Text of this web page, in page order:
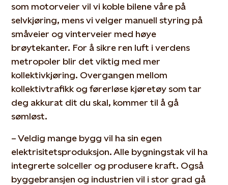
som motorveier vil vi koble bilene våre på
selvkjøring, mens vi velger manuell styring på
småveier og vinterveier med høye
brøytekanter. For å sikre ren luft i verdens
metropoler blir det viktig med mer
kollektivkjøring. Overgangen mellom
kollektivtrafikk og førerløse kjøretøy som tar
deg akkurat dit du skal, kommer til å gå
sømløst.
– Veldig mange bygg vil ha sin egen
elektrisitetsproduksjon. Alle bygningstak vil ha
integrerte solceller og produsere kraft. Også
byggebransjen og industrien vil i stor grad gå